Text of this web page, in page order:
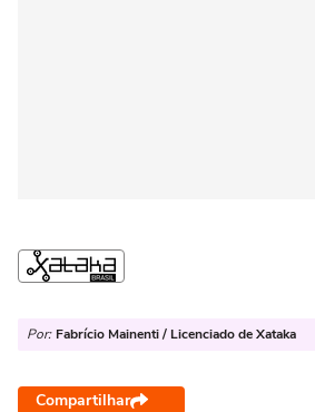
Por: Fabrício Mainenti / Licenciado de Xataka
Compartilhar